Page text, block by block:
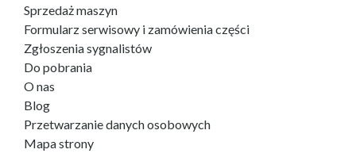
Sprzedaż maszyn
Formularz serwisowy i zamówienia części
Zgłoszenia sygnalistów
Do pobrania
O nas
Blog
Przetwarzanie danych osobowych
Mapa strony